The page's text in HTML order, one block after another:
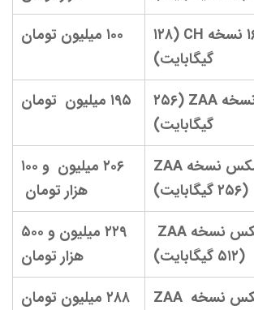
آیفون ۱۶ نسخه CH (۱۲۸
گیگابایت)
۱۰۰ میلیون تومان
آیفون ۱۶ پرو نسخه ZAA (۲۵۶
گیگابایت)
۱۹۵ میلیون تومان
آیفون ۱۶ پرو مکس نسخه ZAA
(۲۵۶ گیگابایت)
۲۰۶ میلیون و ۱۰۰
هزار تومان
(۵۱۲ گیگابایت)
۲۲۹ میلیون و ۵۰۰
هزار تومان
آیفون 17 پرومکس نسخه ZAA
۲۸۸ میلیون تومان